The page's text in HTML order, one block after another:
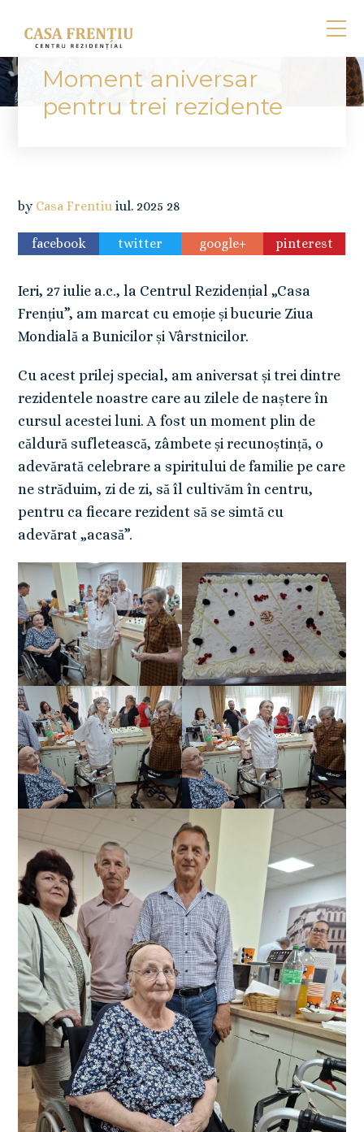
Moment aniversar
pentru trei rezidente
by Casa Frentiu iul. 2025 28
facebook twitter google+ pinterest
Ieri, 27 iulie a.c., la Centrul Rezidențial „Casa
Frențiu”, am marcat cu emoție și bucurie Ziua
Mondială a Bunicilor și Vârstnicilor.
Cu acest prilej special, am aniversat și trei dintre
rezidentele noastre care au zilele de naștere în
cursul acestei luni. A fost un moment plin de
căldură sufletească, zâmbete și recunoștință, o
adevărată celebrare a spiritului de familie pe care
ne străduim, zi de zi, să îl cultivăm în centru,
pentru ca fiecare rezident să se simtă cu
adevărat „acasă”.